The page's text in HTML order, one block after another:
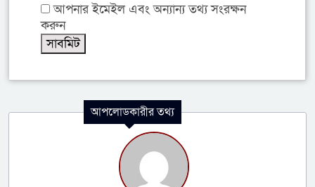
আপনার ইমেইল এবং অন্যান্য তথ্য সংরক্ষন
করুন
আপলোডকারীর তথ্য